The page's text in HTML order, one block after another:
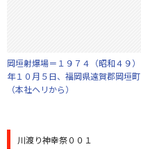
岡垣射爆場＝１９７４（昭和４９）
年１０月５日、福岡県遠賀郡岡垣町
（本社ヘリから）
川渡り神幸祭００１